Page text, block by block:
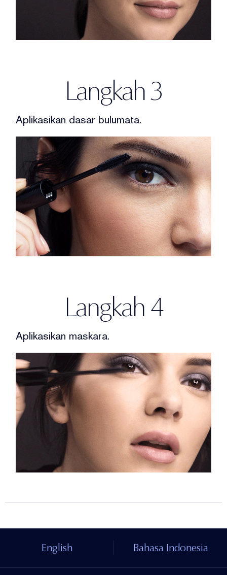
Langkah 3
Aplikasikan dasar bulumata.
Langkah 4
Aplikasikan maskara.
English Bahasa Indonesia